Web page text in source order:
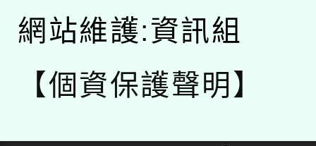
網站維護:資訊組
【個資保護聲明】